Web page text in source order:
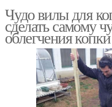
Чудо вилы для
сделать самому
облегчения